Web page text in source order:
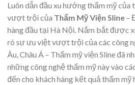
Luôn dẫn đầu xu hướng thẩm mỹ của
vượt trội của Thẩm Mỹ Viện Sline –
hàng đầu tại Hà Nội. Nắm bắt được
rõ sự ưu việt vượt trội của các công
Âu, Châu Á – Thẩm mỹ viện Sline đã
những công nghệ thẩm mỹ này vào
đến cho khách hàng kết quả thẩm mỹ